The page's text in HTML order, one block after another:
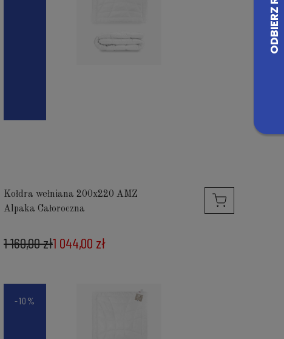
Kołdra wełniana 200x220 AMZ
Alpaka Całoroczna
1 044,00 zł
1 160,00 zł
-10%